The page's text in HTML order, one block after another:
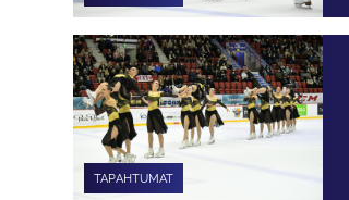
TAPAHTUMAT